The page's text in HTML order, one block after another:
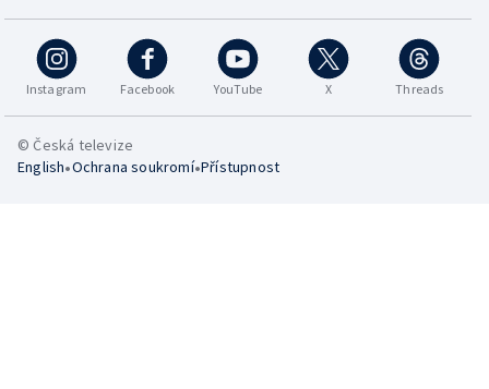
Instagram Facebook YouTube X Threads
© Česká televize
English•Ochrana soukromí•Přístupnost